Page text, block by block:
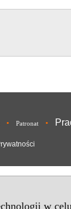
w
• Patronat •